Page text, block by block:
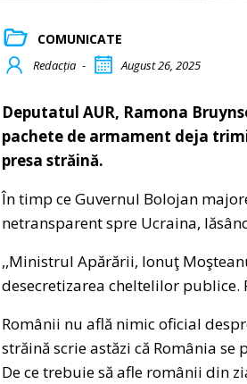
COMUNICATE
Redacția - August 26, 2025
Deputatul AUR, Ramona
pachete de armament deja
presa străină.
În timp ce Guvernul Bolojan
netransparent spre Ucraina,
,,Ministrul Apărării, Ionuţ
desecretizarea cheltelilor publice.
Românii nu află nimic oficial
străină scrie astăzi că România
De ce trebuie să afle românii din